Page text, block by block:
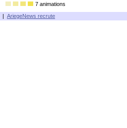
7 animations
| AriegeNews recrute